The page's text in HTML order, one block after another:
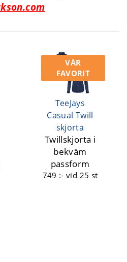
VÅR
FAVORIT
TeeJays
Casual Twill
skjorta
Twillskjorta i
bekväm
passform
749 :-vid 25 st